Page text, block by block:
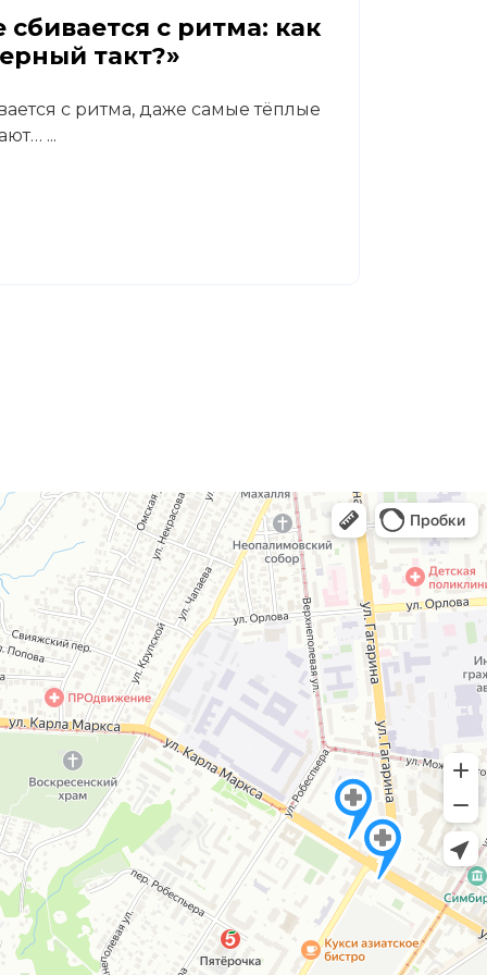
сбивается с ритма: как
такт?»
с ритма, даже самые тёплые
...